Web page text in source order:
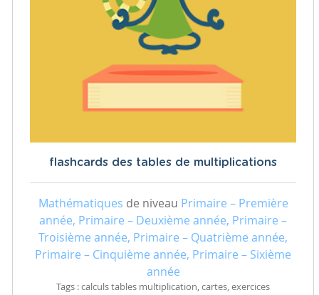
flashcards des tables de multiplications
Mathématiques de niveau Primaire – Première
année, Primaire – Deuxième année, Primaire –
Troisième année, Primaire – Quatrième année,
Primaire – Cinquième année, Primaire – Sixième
année
Tags : calculs tables multiplication, cartes, exercices